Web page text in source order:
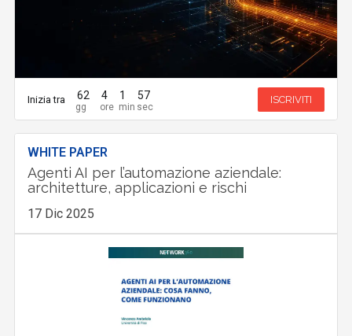
Inizia tra 62 4 1 56 ISCRIVITI
WHITE PAPER
Agenti AI per l’automazione aziendale:
architetture, applicazioni e rischi
17 Dic 2025